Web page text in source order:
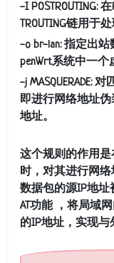
-I POSTROUTING:
TROUTING链用于
-o br-lan: 指定出
penWrt系统中一个
-j MASQUERADE:
即进行网络地址
地址。
这个规则的作用
时，对其进行网
数据包的源IP地址
AT功能 ，将局域
的IP地址，实现与